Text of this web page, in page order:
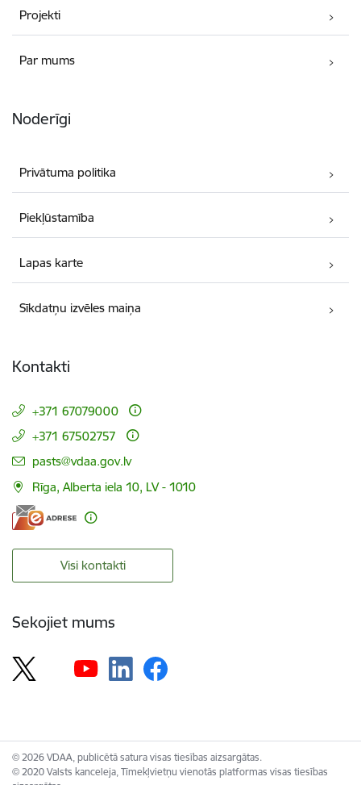
Projekti
Par mums
Noderīgi
Privātuma politika
Piekļūstamība
Lapas karte
Sīkdatņu izvēles maiņa
Kontakti
+371 67079000
+371 67502757
E-pasts:
pasts@vdaa.gov.lv
Rīga, Alberta iela 10, LV - 1010
Visi kontakti
Sekojiet mums
© 2026 VDAA, publicētā satura visas tiesības aizsargātas.
© 2020 Valsts kanceleja, Tīmekļvietņu vienotās platformas visas tiesības